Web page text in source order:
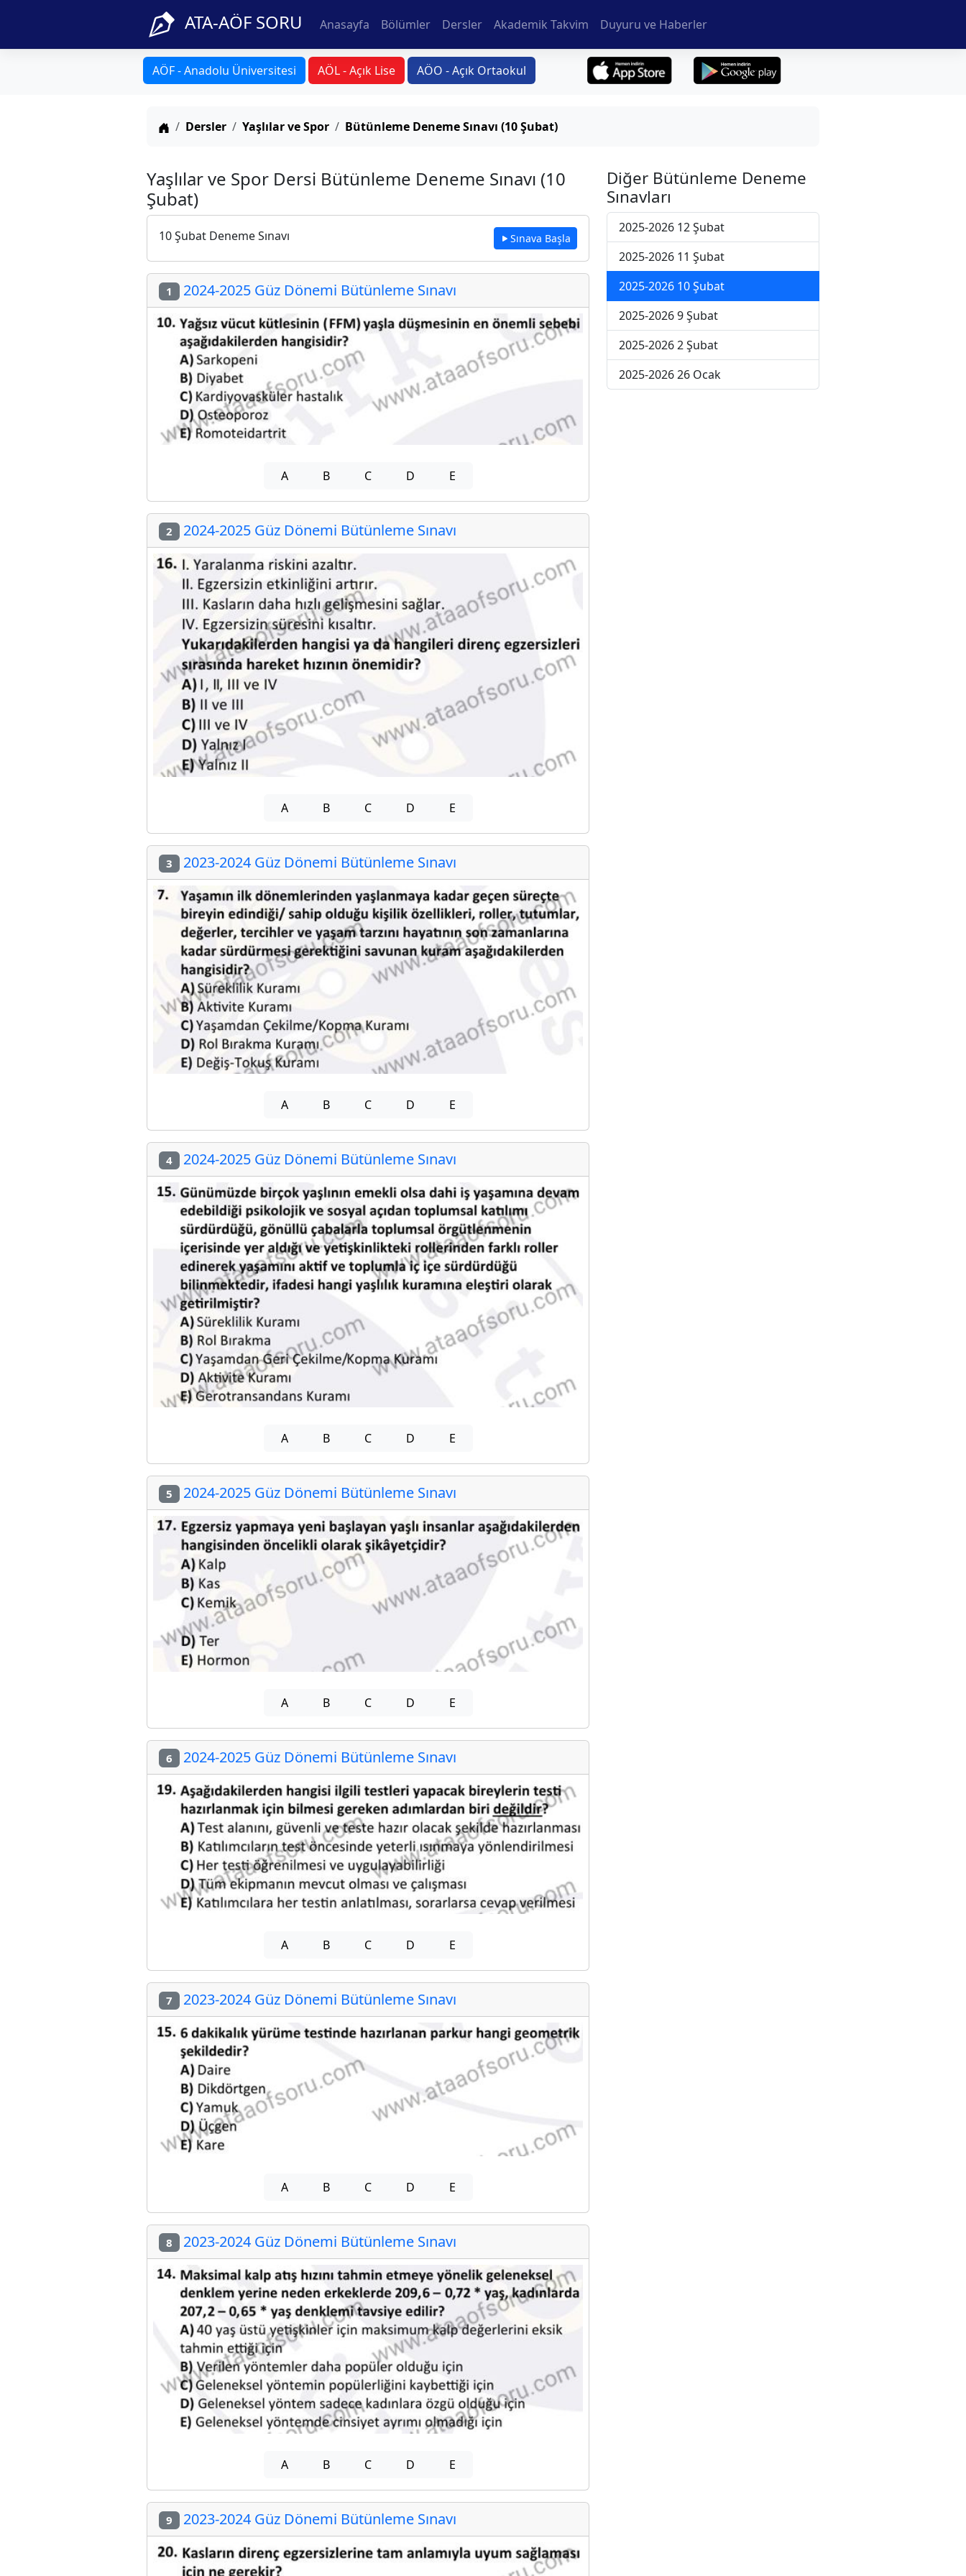
ATA-AÖF SORU Anasayfa Bölümler Dersler Akademik Takvim Duyuru ve Haberler
AÖF - Anadolu Üniversitesi AÖL - Açık Lise AÖO - Açık Ortaokul
Anasayfa
Dersler Yaşlılar ve Spor Bütünleme Deneme Sınavı (10 Şubat)
Yaşlılar ve Spor Dersi Bütünleme Deneme Sınavı (10
Şubat)
10 Şubat Deneme Sınavı Sınava Başla
1 2024-2025 Güz Dönemi Bütünleme Sınavı
A B C D E
2 2024-2025 Güz Dönemi Bütünleme Sınavı
A B C D E
3 2023-2024 Güz Dönemi Bütünleme Sınavı
A B C D E
4 2024-2025 Güz Dönemi Bütünleme Sınavı
A B C D E
5 2024-2025 Güz Dönemi Bütünleme Sınavı
A B C D E
6 2024-2025 Güz Dönemi Bütünleme Sınavı
A B C D E
7 2023-2024 Güz Dönemi Bütünleme Sınavı
A B C D E
8 2023-2024 Güz Dönemi Bütünleme Sınavı
A B C D E
9 2023-2024 Güz Dönemi Bütünleme Sınavı
Diğer Bütünleme Deneme
Sınavları
2025-2026 12 Şubat
2025-2026 11 Şubat
2025-2026 10 Şubat
2025-2026 9 Şubat
2025-2026 2 Şubat
2025-2026 26 Ocak